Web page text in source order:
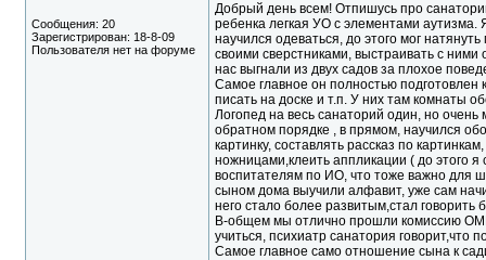
Сообщения: 20
Зарегистрирован: 18-8-09
Пользователя нет на форуме
Добрый день всем! Отпишусь про
ребенка легкая УО с элементами
научился одеваться, до этого мог
своими сверстниками, выстраивать с
нас выгнали из двух садов за плохое
Самое главное он полностью подготовлен
писать на доске и т.п. У них там комнаты
Логопед на весь санаторий один, но
обратном порядке , в прямом, научился
картинку, составлять рассказ по
ножницами,клеить аппликации ( до этого
воспитателям по ИО, что тоже важно для
сыном дома выучили алфавит, уже сам
него стало более развитым,стал
В-общем мы отлично прошли комиссию
учиться, психиатр санатория говорит,что
Самое главное само отношение сына к